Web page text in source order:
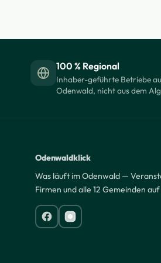
100 % Regional
Inhaber-geführte Betriebe
Odenwald, nicht aus dem
Odenwaldklick
Was läuft im Odenwald —
Firmen und alle 12 Gemeinden